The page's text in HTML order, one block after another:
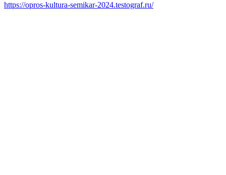
https://opros-kultura-semikar-2024.testograf.ru/